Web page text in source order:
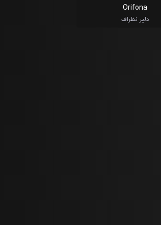
Orifona
دلیر نظراف